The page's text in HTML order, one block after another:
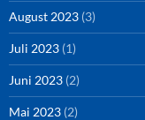
August 2023 (3)
Juli 2023 (1)
Juni 2023 (2)
Mai 2023 (2)